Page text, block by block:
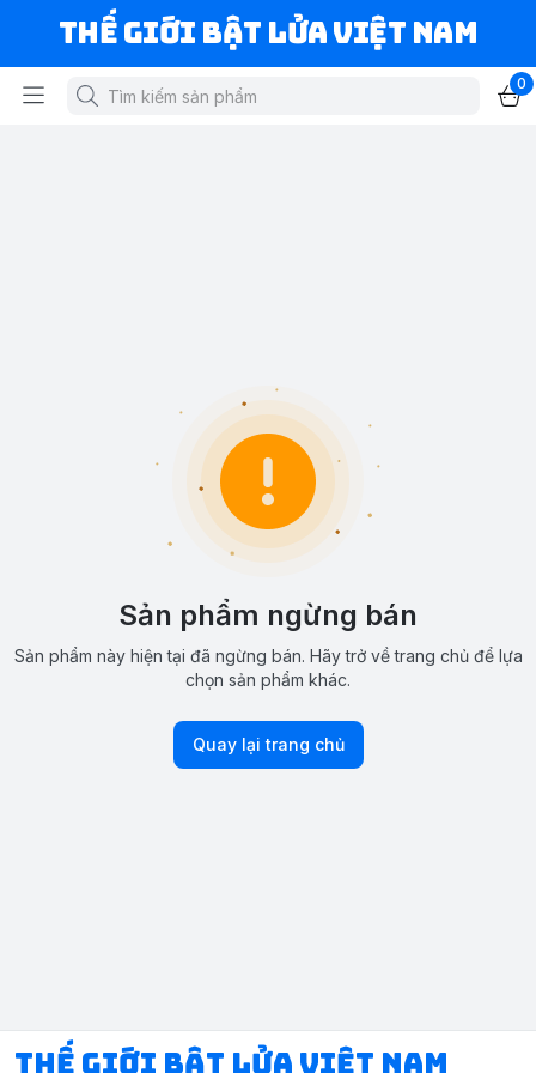
Thế Giới Bật Lửa Việt Nam
0
Sản phẩm ngừng bán
Sản phẩm này hiện tại đã ngừng bán. Hãy trở về trang chủ để lựa
chọn sản phẩm khác.
Quay lại trang chủ
Thế Giới Bật Lửa Việt Nam